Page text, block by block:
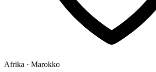
Afrika · Marokko